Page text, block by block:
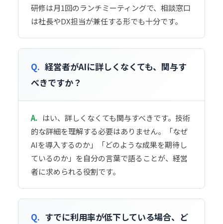
研修は月1回のランチミーティングで、相談窓口
は社長やDX担当が兼任する形でも十分です。
Q. 経営者がAIに詳しくなくても、関与す
べきですか？
A. はい、詳しくなくても関与すべきです。技術
的な詳細を理解する必要はありません。「なぜ
AIを導入するのか」「どのような成果を期待し
ているのか」を自分の言葉で語ることが、経営
者に求められる役割です。
Q. すでに利用率が低下している場合、ど